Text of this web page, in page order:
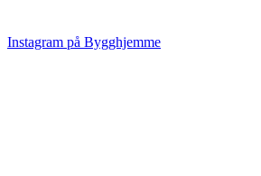
Instagram på Bygghjemme